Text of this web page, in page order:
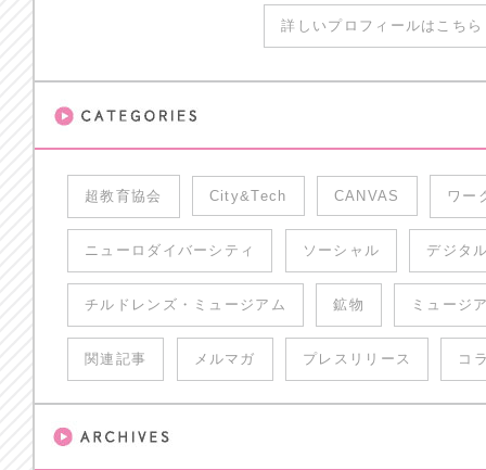
詳しいプロフィールはこち
超教育協会 City&Tech CANVAS ワー
ニューロダイバーシティ ソーシャル デジタ
チルドレンズ・ミュージアム 鉱物 ミュージ
関連記事 メルマガ プレスリリース コ